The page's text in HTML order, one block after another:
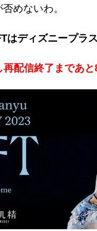
めないわ。
はディズニープラス
再配信終了まであと